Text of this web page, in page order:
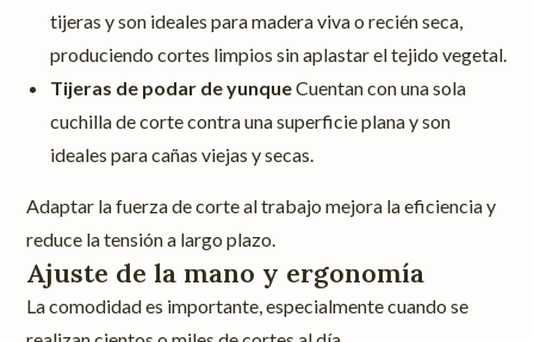
tijeras y son ideales para madera viva o recién seca,
produciendo cortes limpios sin aplastar el tejido vegetal.
Tijeras de podar de yunqueCuentan con una sola
cuchilla de corte contra una superficie plana y son
ideales para cañas viejas y secas.
Adaptar la fuerza de corte al trabajo mejora la eficiencia y
reduce la tensión a largo plazo.
Ajuste de la mano y ergonomía
La comodidad es importante, especialmente cuando se